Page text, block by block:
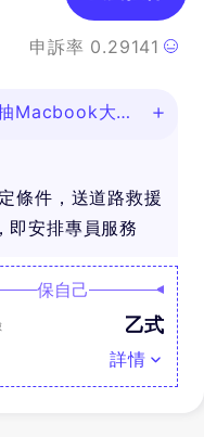
申訴率 0.29141
Macbook大
條件，送道路救援
即安排專員服務
保自己
乙式
詳情